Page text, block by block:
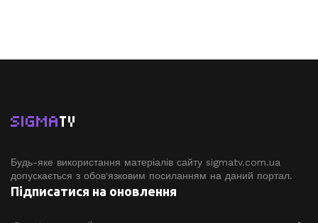
SIGMATV
Будь-яке використання матеріалів сайту sigmatv.com.ua
допускається з обов'язковим посиланням на даний портал.
Підписатися на оновлення